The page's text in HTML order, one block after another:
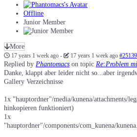
Offline
Junior Member
More
17 years 1 week ago- 17 years 1 week ago #25139
Replied by Phantomacs on topic Re:Problem
Danke, klappt aber leider nicht so...aber
Gallery Verzeichnisse
1x "hauptordner"/media/kunena/attachments/
hinkopieren funktioniert)
1x
"hauptordner"/components/com_kunena/